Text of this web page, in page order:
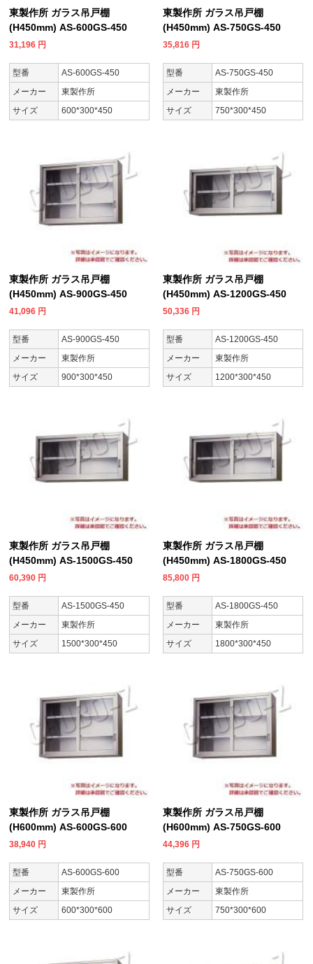
東製作所 ガラス吊戸棚
(H450mm) AS-600GS-450
31,196 円
型番
AS-600GS-450
メーカー
東製作所
サイズ
600*300*450
東製作所 ガラス吊戸棚
(H450mm) AS-750GS-450
35,816 円
型番
AS-750GS-450
メーカー
東製作所
サイズ
750*300*450
東製作所 ガラス吊戸棚
(H450mm) AS-900GS-450
41,096 円
型番
AS-900GS-450
メーカー
東製作所
サイズ
900*300*450
東製作所 ガラス吊戸棚
(H450mm) AS-1200GS-450
50,336 円
型番
AS-1200GS-450
メーカー
東製作所
サイズ
1200*300*450
東製作所 ガラス吊戸棚
(H450mm) AS-1500GS-450
60,390 円
型番
AS-1500GS-450
メーカー
東製作所
サイズ
1500*300*450
東製作所 ガラス吊戸棚
(H450mm) AS-1800GS-450
85,800 円
型番
AS-1800GS-450
メーカー
東製作所
サイズ
1800*300*450
東製作所 ガラス吊戸棚
(H600mm) AS-600GS-600
38,940 円
型番
AS-600GS-600
メーカー
東製作所
サイズ
600*300*600
東製作所 ガラス吊戸棚
(H600mm) AS-750GS-600
44,396 円
型番
AS-750GS-600
メーカー
東製作所
サイズ
750*300*600